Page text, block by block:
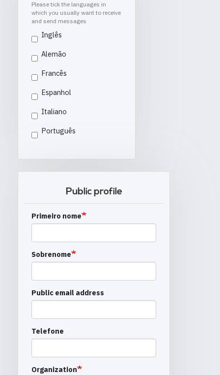
Please tick the languages in
which you usually want to receive
and send messages
Inglês
Alemão
Francês
Espanhol
Italiano
Português
Public profile
Primeiro nome
Sobrenome
Public email address
Telefone
Organization